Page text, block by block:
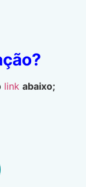
link abaixo;